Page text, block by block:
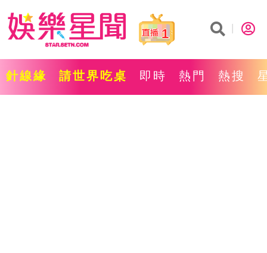
1
針線緣 請世界吃桌 即時 熱門 熱搜